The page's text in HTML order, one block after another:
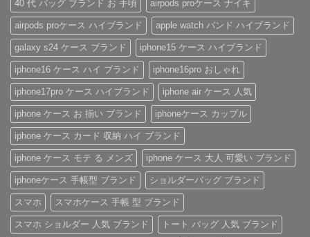
ダ
ー
ス
ト
ラ
ッ
プ
付
き
ハ
イ
ブ
ラ
ン
ド
iPhone
ケ
ー
ス
の
ご
紹
へ
の
グ
ッ
チ
風
手
帳
型
iPhone
ケ
ー
ス
の
魅
力
を
徹
底
レ
ビ
ュ
ー！
へ
す
め！
性
別
を
問
わ
ず
愛
さ
れ
る
「ル
イ・
ヴ
ィ
ト
ン
iPhone
ケ
ー
ス」
の
を、
美
し
く。
憧
れ
ブ
ラ
ン
ド
風
ベ
ル
ト
付
き
iPhone
ケ
ー
ス
へ
の
り
ま
せ
ん
40 代 バッグ ブランド お 手頃 airpods proケース ナイキ
airpods proケース ハイブランド apple watch バンド ハイブランド
galaxy s24 ケース ブランド iphone15 ケース ハイブランド
iphone16 ケース ハイ ブランド iphone16pro おしゃれ
iphone17pro ケース ハイブランド iphone air ケース 人気
iphone ケース お 揃い ブランド iphoneケース カップル
iphone ケース カード 収納 ハイ ブランド
iphone ケース モテ る メンズ iphone ケース 大人 可愛い ブランド
iphoneケース 手帳型 ブランド ショルダーバッグ ブランド
スマホ スマホケース 手帳 型 ブランド
スマホ ショルダー 人気 ブランド トート バッグ 人気 ブランド